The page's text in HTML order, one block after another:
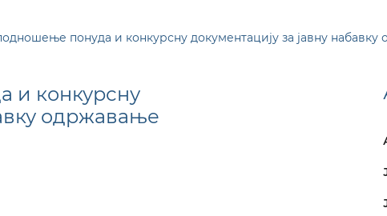
понуда и конкурсну документацију за јавну
и конкурсну
одржавање